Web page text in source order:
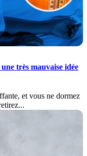
très mauvaise idée
et vous ne dormez